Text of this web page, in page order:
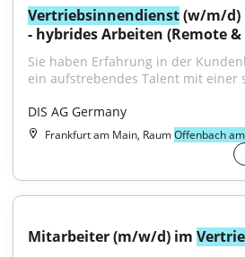
Vertriebsinnendienst (w/m/d)
- hybrides Arbeiten (Remote &
Sie haben Erfahrung in der
ein aufstrebendes Talent mit einer
DIS AG Germany
Frankfurt am Main, RaumOffenbach
Mitarbeiter (m/w/d) im